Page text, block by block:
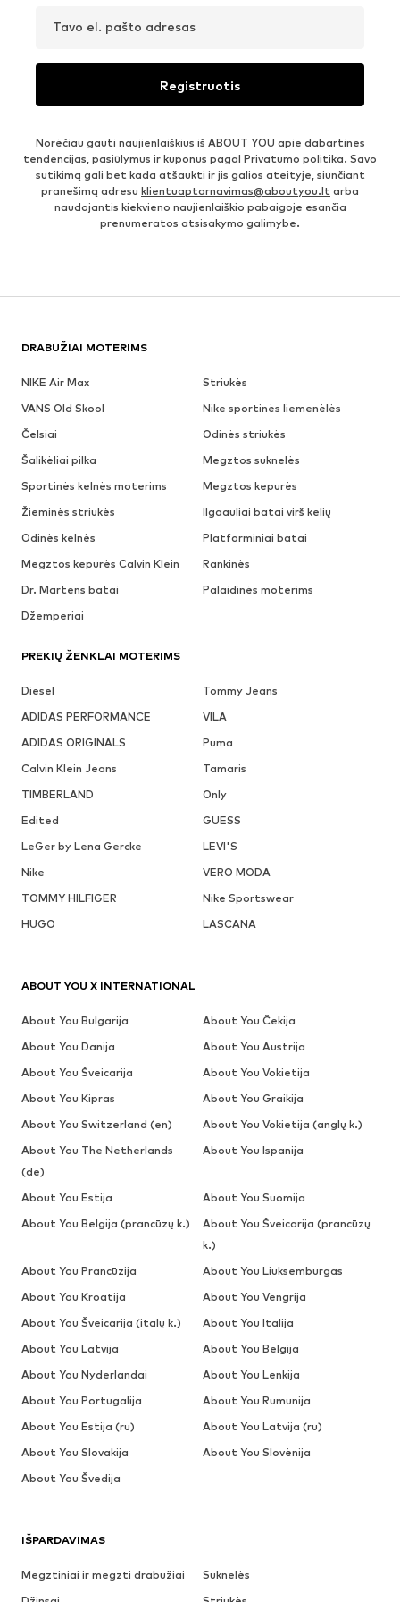
Tavo el. pašto adresas
Registruotis
Norėčiau gauti naujienlaiškius iš ABOUT YOU apie dabartines
tendencijas, pasiūlymus ir kuponus pagal Privatumo politika. Savo
sutikimą gali bet kada atšaukti ir jis galios ateityje, siunčiant
pranešimą adresu klientuaptarnavimas@aboutyou.lt arba
naudojantis kiekvieno naujienlaiškio pabaigoje esančia
prenumeratos atsisakymo galimybe.
DRABUŽIAI MOTERIMS
NIKE Air Max
Striukės
VANS Old Skool
Nike sportinės liemenėlės
Čelsiai
Odinės striukės
Šalikėliai pilka
Megztos suknelės
Sportinės kelnės moterims
Megztos kepurės
Žieminės striukės
Ilgaauliai batai virš kelių
Odinės kelnės
Platforminiai batai
Megztos kepurės Calvin Klein
Rankinės
Dr. Martens batai
Palaidinės moterims
Džemperiai
PREKIŲ ŽENKLAI MOTERIMS
Diesel
Tommy Jeans
ADIDAS PERFORMANCE
VILA
ADIDAS ORIGINALS
Puma
Calvin Klein Jeans
Tamaris
TIMBERLAND
Only
Edited
GUESS
LeGer by Lena Gercke
LEVI'S
Nike
VERO MODA
TOMMY HILFIGER
Nike Sportswear
HUGO
LASCANA
IŠPARDAVIMAS
Megztiniai ir megzti drabužiai
Suknelės
ABOUT YOU X INTERNATIONAL
About You Bulgarija
About You Čekija
About You Danija
About You Austrija
About You Šveicarija
About You Vokietija
About You Kipras
About You Graikija
About You Switzerland (en)
About You Vokietija (anglų k.)
About You The Netherlands
(de)
About You Ispanija
About You Estija
About You Suomija
About You Belgija (prancūzų k.)
About You Šveicarija (prancūzų
k.)
About You Prancūzija
About You Liuksemburgas
About You Kroatija
About You Vengrija
About You Šveicarija (italų k.)
About You Italija
About You Latvija
About You Belgija
About You Nyderlandai
About You Lenkija
About You Portugalija
About You Rumunija
About You Estija (ru)
About You Latvija (ru)
About You Slovakija
About You Slovėnija
About You Švedija